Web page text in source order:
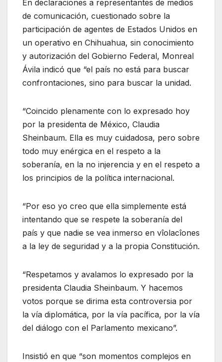
En declaraciones a representantes de medios
de comunicación, cuestionado sobre la
participación de agentes de Estados Unidos en
un operativo en Chihuahua, sin conocimiento
y autorización del Gobierno Federal, Monreal
Ávila indicó que “el país no está para buscar
confrontaciones, sino para buscar la unidad.
“Coincido plenamente con lo expresado hoy
por la presidenta de México, Claudia
Sheinbaum. Ella es muy cuidadosa, pero sobre
todo muy enérgica en el respeto a la
soberanía, en la no injerencia y en el respeto a
los principios de la política internacional.
“Por eso yo creo que ella simplemente está
intentando que se respete la soberanía del
país y que nadie se vea inmerso en vîolacîones
a la ley de seguridad y a la propia Constitución.
“Respetamos y avalamos lo expresado por la
presidenta Claudia Sheinbaum. Y hacemos
votos porque se dirima esta controversia por
la vía diplomática, por la vía pacífica, por la vía
del diálogo con el Parlamento mexicano”.
Insistió en que “son momentos complejos en